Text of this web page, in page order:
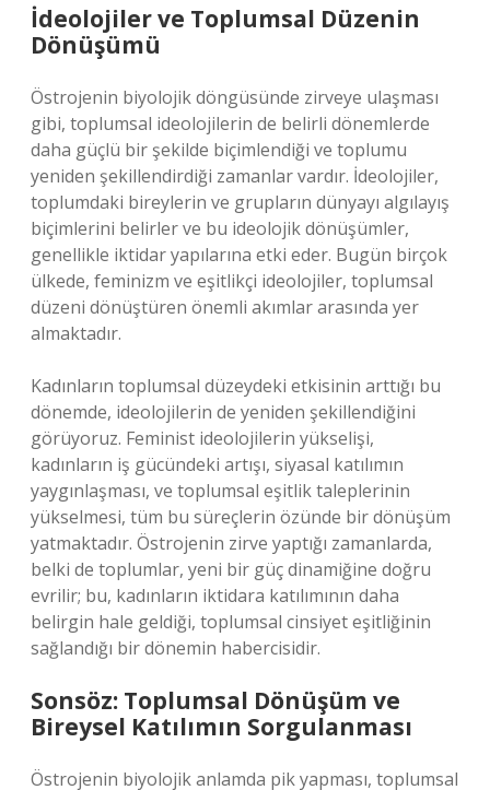
İdeolojiler ve Toplumsal Düzenin
Dönüşümü
Östrojenin biyolojik döngüsünde zirveye ulaşması
gibi, toplumsal ideolojilerin de belirli dönemlerde
daha güçlü bir şekilde biçimlendiği ve toplumu
yeniden şekillendirdiği zamanlar vardır. İdeolojiler,
toplumdaki bireylerin ve grupların dünyayı algılayış
biçimlerini belirler ve bu ideolojik dönüşümler,
genellikle iktidar yapılarına etki eder. Bugün birçok
ülkede, feminizm ve eşitlikçi ideolojiler, toplumsal
düzeni dönüştüren önemli akımlar arasında yer
almaktadır.
Kadınların toplumsal düzeydeki etkisinin arttığı bu
dönemde, ideolojilerin de yeniden şekillendiğini
görüyoruz. Feminist ideolojilerin yükselişi,
kadınların iş gücündeki artışı, siyasal katılımın
yaygınlaşması, ve toplumsal eşitlik taleplerinin
yükselmesi, tüm bu süreçlerin özünde bir dönüşüm
yatmaktadır. Östrojenin zirve yaptığı zamanlarda,
belki de toplumlar, yeni bir güç dinamiğine doğru
evrilir; bu, kadınların iktidara katılımının daha
belirgin hale geldiği, toplumsal cinsiyet eşitliğinin
sağlandığı bir dönemin habercisidir.
Sonsöz: Toplumsal Dönüşüm ve
Bireysel Katılımın Sorgulanması
Östrojenin biyolojik anlamda pik yapması, toplumsal